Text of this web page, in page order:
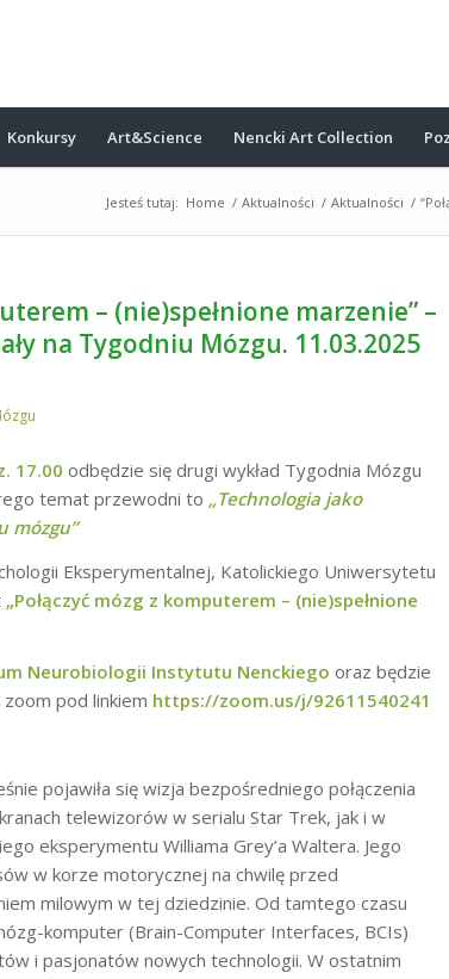
Konkursy Art&Science Nencki Art Collection
Jesteś tutaj: Home / Aktualności / Aktualności /
– (nie)spełnione marzenie” –
na Tygodniu Mózgu. 11.03.2025
17.00 odbędzie się drugi wykład Tygodnia Mózgu
temat przewodni to „Technologia jako
mózgu”
Eksperymentalnej, Katolickiego Uniwersytetu
„Połączyć mózg z komputerem – (nie)spełnione
Neurobiologii Instytutu Nenckiego oraz będzie
pod linkiem https://zoom.us/j/92611540241
pojawiła się wizja bezpośredniego połączenia
telewizorów w serialu Star Trek, jak i w
eksperymentu Williama Grey’a Waltera. Jego
w korze motorycznej na chwilę przed
milowym w tej dziedzinie. Od tamtego czasu
komputer (Brain-Computer Interfaces, BCIs)
i pasjonatów nowych technologii. W ostatnim